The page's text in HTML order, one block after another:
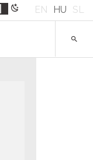
EN HU SL